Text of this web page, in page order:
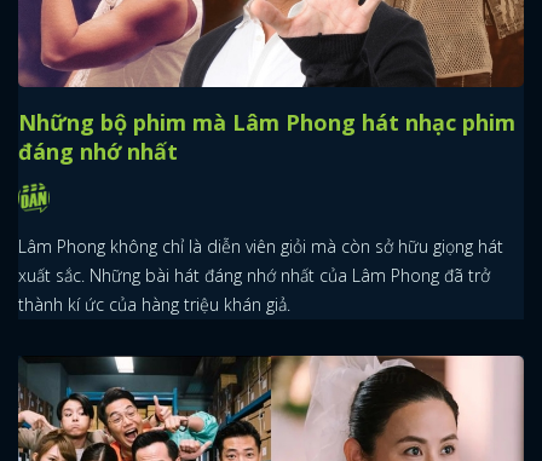
Những bộ phim mà Lâm Phong hát nhạc phim
đáng nhớ nhất
Lâm Phong không chỉ là diễn viên giỏi mà còn sở hữu giọng hát
xuất sắc. Những bài hát đáng nhớ nhất của Lâm Phong đã trở
thành kí ức của hàng triệu khán giả.